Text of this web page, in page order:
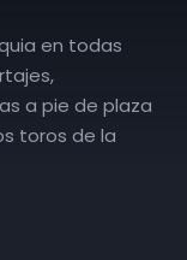
en todas
a pie de plaza
toros de la